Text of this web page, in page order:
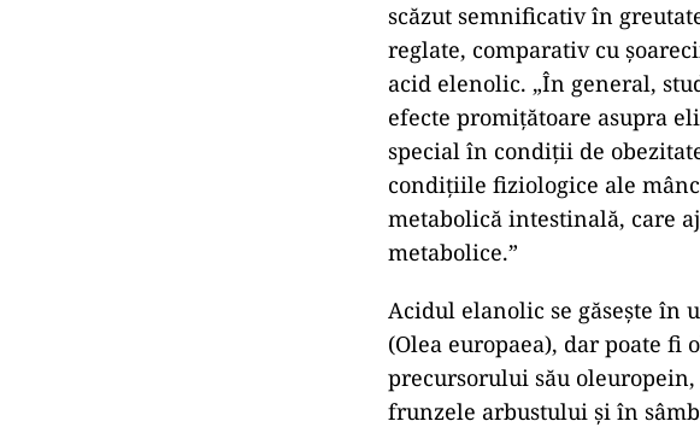
scăzut semnificativ în
reglate, comparativ cu
acid elenolic. „În general,
efecte promițătoare asupra
special în condiții de
condițiile fiziologice ale
metabolică intestinală, care
metabolice.”
Acidul elanolic se găsește în
(Olea europaea), dar poate
precursorului său
frunzele arbustului și în